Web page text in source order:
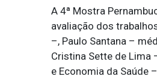
A 4ª Mostra
avaliação dos
–, Paulo Santana –
Cristina Sette de Lima
e Economia da Saúde